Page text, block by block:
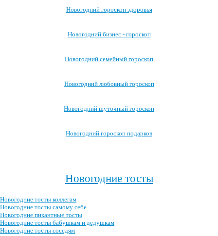
Новогодний гороскоп здоровья
Новогодний бизнес - гороскоп
Новогодний семейный гороскоп
Новогодний любовный гороскоп
Новогодний шуточный гороскоп
Новогодний гороскоп подарков
Новогодние тосты
Новогодние тосты коллегам
Новогодние тосты самому себе
Новогодние пикантные тосты
Новогодние тосты бабушкам и дедушкам
Новогодние тосты соседям